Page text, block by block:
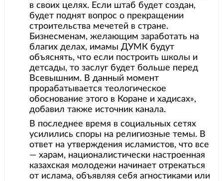
в своих целях. Если штаб будет создан,
будет поднят вопрос о прекращении
строительства мечетей в стране.
Бизнесменам, желающим заработать на
благих делах, имамы ДУМК будут
объяснять, что если построить школы и
детсады, то заслуг будет больше перед
Всевышним. В данный момент
прорабатывается теологическое
обоснование этого в Коране и хадисах»,
добавил также источник канала.
В последнее время в социальных сетях
усилились споры на религиозные темы. В
ответ на утверждения исламистов, что все
— харам, националистически настроенная
казахская молодежи начинает отрекаться
от ислама, объявляя себя агностиками или